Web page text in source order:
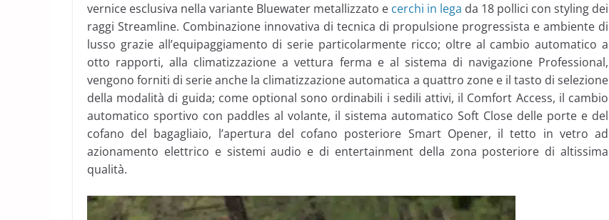
vernice esclusiva nella variante Bluewater metallizzato e cerchi in lega da 18 pollici con styling dei
raggi Streamline. Combinazione innovativa di tecnica di propulsione progressista e ambiente di
lusso grazie all’equipaggiamento di serie particolarmente ricco; oltre al cambio automatico a
otto rapporti, alla climatizzazione a vettura ferma e al sistema di navigazione Professional,
vengono forniti di serie anche la climatizzazione automatica a quattro zone e il tasto di selezione
della modalità di guida; come optional sono ordinabili i sedili attivi, il Comfort Access, il cambio
automatico sportivo con paddles al volante, il sistema automatico Soft Close delle porte e del
cofano del bagagliaio, l’apertura del cofano posteriore Smart Opener, il tetto in vetro ad
azionamento elettrico e sistemi audio e di entertainment della zona posteriore di altissima
qualità.